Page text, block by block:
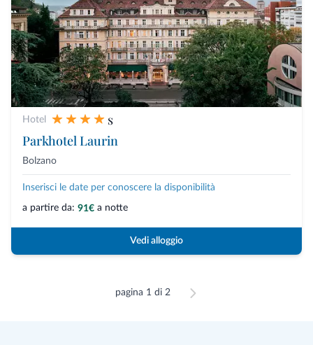
Hotel
s
Parkhotel Laurin
Bolzano
Inserisci le date per conoscere la disponibilità
a partire da: 91€ a notte
Vedi alloggio
pagina 1 di 2